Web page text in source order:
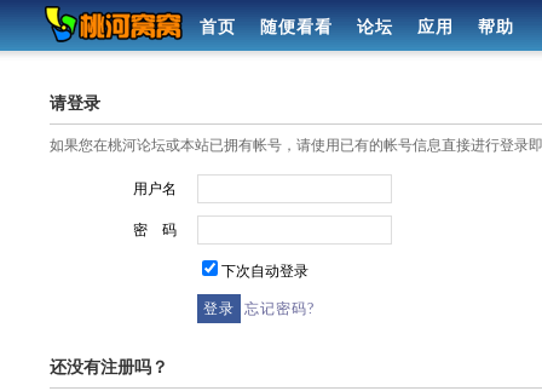
首页 随便看看 论坛 应用 帮助
请登录
如果您在桃河论坛或本站已拥有帐号，请使用已有的帐号信息直接进行登录
用户名
密 码
下次自动登录
忘记密码?
还没有注册吗？